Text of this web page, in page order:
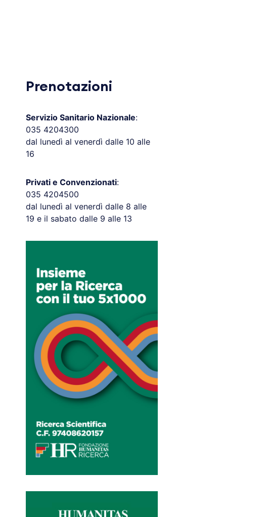
Prenotazioni
Servizio Sanitario Nazionale:
035 4204300
dal lunedì al venerdì dalle 10 alle
16
Privati e Convenzionati:
035 4204500
dal lunedì al venerdì dalle 8 alle
19 e il sabato dalle 9 alle 13